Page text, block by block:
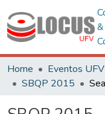
&
Home Eventos UFV
SBQP 2015